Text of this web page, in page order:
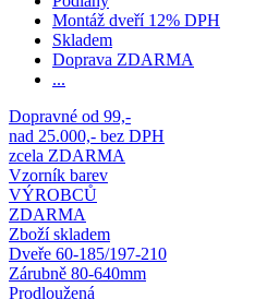
Montáž dveří 12% DPH
Skladem
Doprava ZDARMA
...
Dopravné od 99,-
nad 25.000,- bez DPH
zcela ZDARMA
Vzorník barev
VÝROBCŮ
ZDARMA
Zboží skladem
Dveře 60-185/197-210
Zárubně 80-640mm
Prodloužená